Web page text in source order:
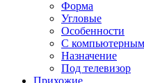
Форма
Угловые
Особенности
С
Назначение
Под телевизор
Прихожие